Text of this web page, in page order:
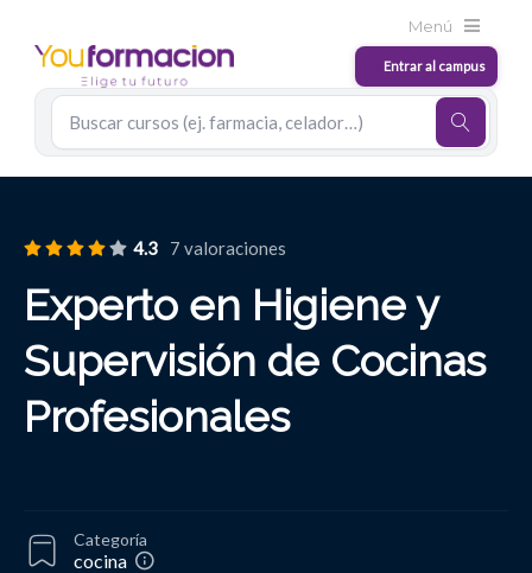
4.3 7 valoraciones
Experto en Higiene y
Supervisión de Cocinas
Profesionales
Categoría
cocina